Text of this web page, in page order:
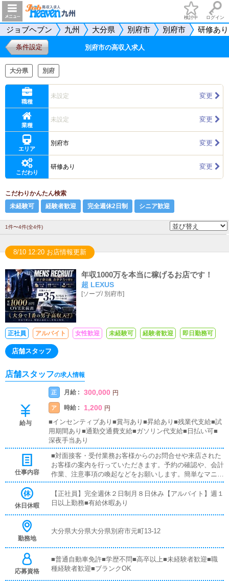
検討中 ログイン
ジョブヘブン 九州 大分県 別府市 別府市 研修あり
条件設定 別府市の高収入求人
大分県 別府
職種
未設定 変更
業種
未設定 変更
エリア
別府市 変更
こだわり
研修あり 変更
こだわりかんたん検索
未経験可
経験者歓迎 完全週休2日制 シニア歓迎
1件〜4件(全4件)
8/10 12:20 お店情報更新
年収1000万を本当に稼げるお店です！
超 LEXUS
[ソープ/ 別府市]
正社員 アルバイト 女性歓迎 未経験可 経験者歓迎 即日勤務可
店舗スタッフ
店舗スタッフの求人情報
給与
正 月給 : 300,000 円
ア 時給 : 1,200 円
■インセンティブあり■賞与あり■昇給あり■残業代支給■試
用期間あり■通勤交通費支給■ガソリン代支給■日払い可■
深夜手当あり
仕事内容
■対面接客・受付業務お客様からのお問合せや来店された
お客様の案内を行っていただきます。予約の確認や、会計
作業、注意事項の喚起などをお願いします。簡単なマニュ
アルや、先輩スタッフに付いて業務内容を見ながら徐々に
覚えていただきますので、未経験の方でも安心して働けま
す。■企画の立案店舗イベントや店舗運営など様々な企画
など、売上UPに繋がる施策の提案を行っていただきま
の方が稼げるようにインターネットを使ったPR（写メ日
記）などの使い方などのアドバイスを行っていただきま
す。■PC更新業務ヘブンネットなど、ポータルサイト等の
休日休暇
【正社員】完全週休２日制月８日休み【アルバイト】週１
日以上勤務■有給休暇あり
勤務地
大分県大分県大分県別府市元町13-12
応募資格
■普通自動車免許■学歴不問■高卒以上■未経験者歓迎■職
種経験者歓迎■ブランクOK